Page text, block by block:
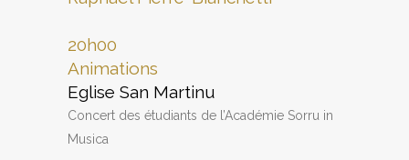
20h00
Animations
Eglise San Martinu
Concert des étudiants de l’Académie Sorru in
Musica